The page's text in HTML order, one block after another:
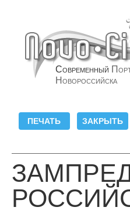
Современный
Новороссийска